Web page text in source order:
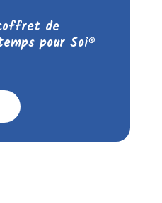
de
pour Soi®